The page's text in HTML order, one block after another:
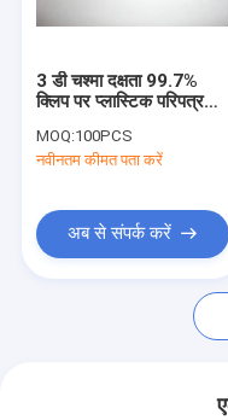
परिपत्र फूट डालना 3 डी
रैखिक फूट डालना 3 डी
फूट डालना फिल्म शीट
3 डी चश्मा दक्षता 99.7%
क्लिप पर प्लास्टिक परिपत्र
MOQ:100PCS
नवीनतम कीमत पता करें
अब से संपर्क करें